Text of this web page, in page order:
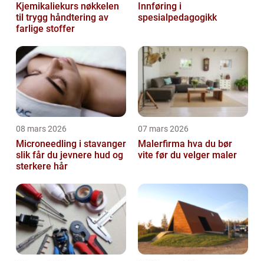
Kjemikaliekurs nøkkelen
til trygg håndtering av
farlige stoffer
Innføring i
spesialpedagogikk
08 mars 2026
Microneedling i stavanger
slik får du jevnere hud og
sterkere hår
07 mars 2026
Malerfirma hva du bør
vite før du velger maler